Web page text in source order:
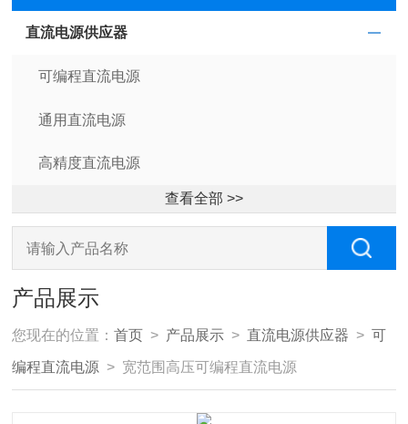
直流电源供应器
可编程直流电源
通用直流电源
高精度直流电源
查看全部 >>
产品展示
您现在的位置：首页 > 产品展示 > 直流电源供应器 >可
编程直流电源 > 宽范围高压可编程直流电源